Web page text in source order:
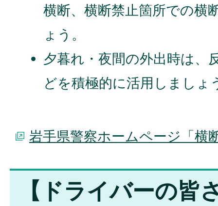
横断、横断禁止箇所での横
ょう。
夕暮れ・夜間の外出時は、
どを積極的に活用しましょ
岩手県警察ホームページ「横
【ドライバーの皆